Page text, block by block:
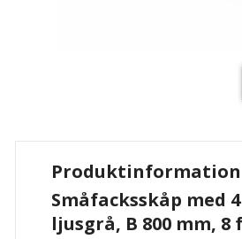
Produktinformation
Småfacksskåp med
ljusgrå, B 800 mm,